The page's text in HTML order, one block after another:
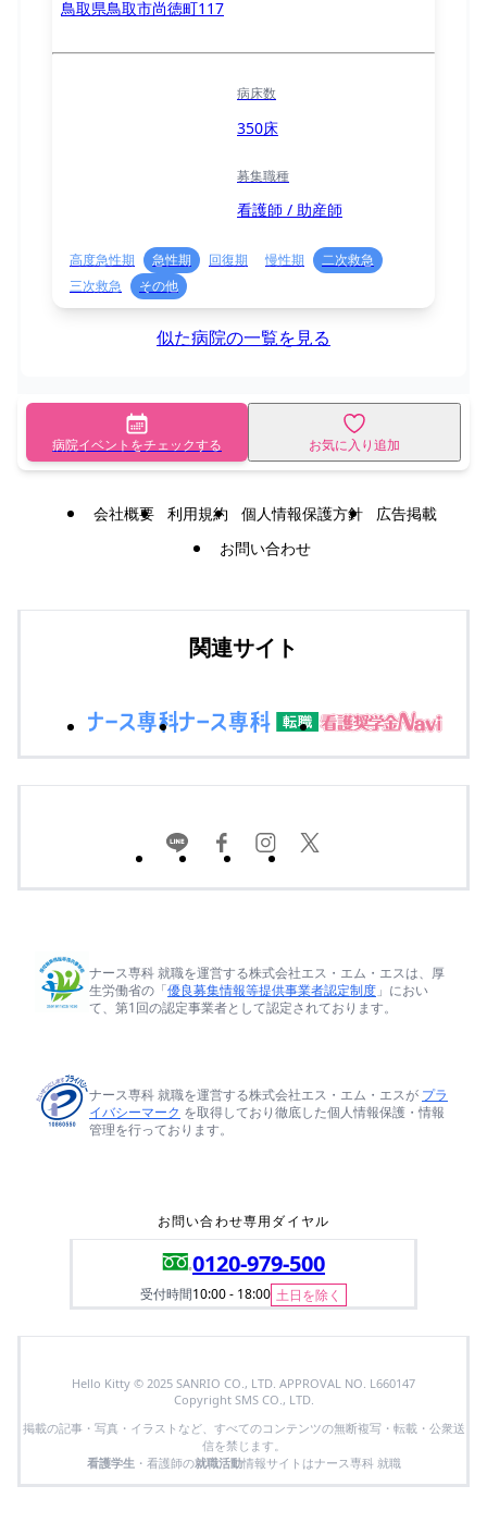
鳥取県鳥取市尚徳町117
病床数
350床
募集職種
看護師 / 助産師
高度急性期 急性期 回復期 慢性期
二次救急
三次救急
その他
似た病院の一覧を見る
病院イベントをチェックする お気に入り追加
会社概要 利用規約 個人情報保護方針
広告掲載
お問い合わせ
関連サイト
ナース専科 就職を運営する株式会社エス・エム・エスは、厚
生労働省の「優良募集情報等提供事業者認定制度 」におい
て、第1回の認定事業者として認定されております。
ナース専科 就職を運営する株式会社エス・エム・エスが プラ
イバシーマーク を取得しており徹底した個人情報保護・情報
管理を行っております。
お問い合わせ専用ダイヤル
0120-979-500
受付時間10:00 - 18:00 土日を除く
Hello Kitty © 2025 SANRIO CO., LTD. APPROVAL NO. L660147
Copyright SMS CO., LTD.
掲載の記事・写真・イラストなど、すべてのコンテンツの無断複写・転載・公衆送
信を禁じます。
看護学生 ・看護師の就職活動情報サイトはナース専科 就職